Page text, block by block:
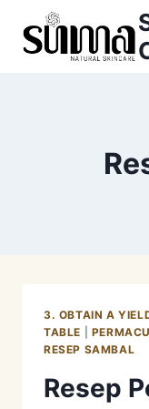
3. OBTAIN A
TABLE
RESEP SAMBAL
Resep